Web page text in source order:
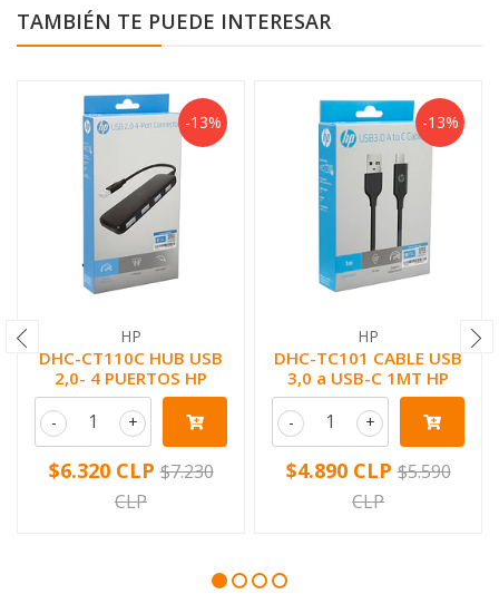
TAMBIÉN TE PUEDE INTERESAR
-13%
HP
DHC-CT110C HUB USB
2,0- 4 PUERTOS HP
+
-
$6.320 CLP $7.230
CLP
-13%
HP
DHC-TC101 CABLE USB
3,0 a USB-C 1MT HP
+
-
$4.890 CLP $5.590
CLP